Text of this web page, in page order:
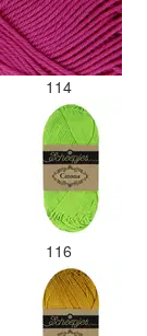
114
116